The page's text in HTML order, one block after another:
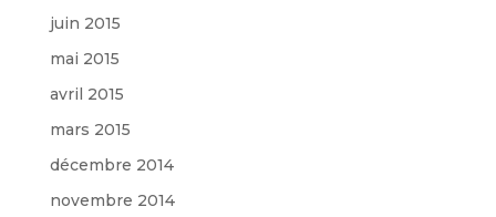
juin 2015
mai 2015
avril 2015
mars 2015
décembre 2014
novembre 2014